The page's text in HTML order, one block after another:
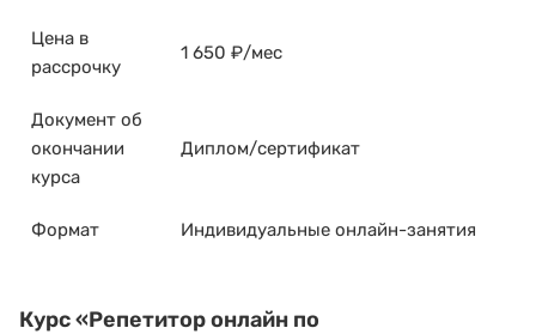
Цена в
рассрочку
1 650 ₽/мес
Документ об
окончании
курса
Диплом/сертификат
Формат Индивидуальные онлайн-занятия
Курс«Репетитор онлайн по